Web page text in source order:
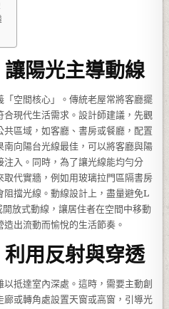
陽光主導動線
空間核心」。傳統老屋常將客廳擺
現代生活需求。設計師建議，先觀
區域，如客廳、書房或餐廳，配置
向陽台光線最佳，可以將客廳與陽
入。同時，為了讓光線能均勻分
代實牆，例如用玻璃拉門區隔書房
擋光線。動線設計上，盡量避免L
放式動線，讓居住者在空間中移動
出流動而愉悅的生活節奏。
用反射與穿透
抵達室內深處。這時，需要主動創
或轉角處設置天窗或高窗，引導光